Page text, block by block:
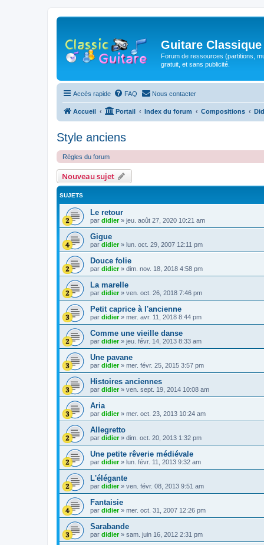
Guitare Classique
Forum de ressources (partitions,
gratuit, et sans publicité.
Accès rapide FAQ Nous contacter
Accueil Portail Index du forum Compositions
Style anciens
Règles du forum
Nouveau sujet
SUJETS
Le retour
par didier» jeu. août 27, 2020 10:21 am
Gigue
par didier» lun. oct. 29, 2007 12:11 pm
Douce folie
par didier» dim. nov. 18, 2018 4:58 pm
La marelle
par didier» ven. oct. 26, 2018 7:46 pm
Petit caprice à l'ancienne
par didier» mer. avr. 11, 2018 8:44 pm
Comme une vieille danse
par didier» jeu. févr. 14, 2013 8:33 am
Une pavane
par didier» mer. févr. 25, 2015 3:57 pm
Histoires anciennes
par didier» ven. sept. 19, 2014 10:08 am
Aria
par didier» mer. oct. 23, 2013 10:24 am
Allegretto
par didier» dim. oct. 20, 2013 1:32 pm
Une petite rêverie médiévale
par didier» lun. févr. 11, 2013 9:32 am
L'élégante
par didier» ven. févr. 08, 2013 9:51 am
Fantaisie
par didier» mer. oct. 31, 2007 12:26 pm
Sarabande
par didier» sam. juin 16, 2012 2:31 pm